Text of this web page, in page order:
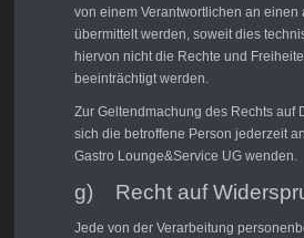
von einem Verantwortlichen an einen
übermittelt werden, soweit dies
hiervon nicht die Rechte und
beeinträchtigt werden.
Zur Geltendmachung des Rechts auf
sich die betroffene Person jederzeit
Gastro Lounge&Service UG wenden.
g) Recht auf
Jede von der Verarbeitung